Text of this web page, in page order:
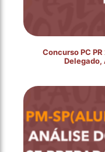
Concurso PC
Delegado,